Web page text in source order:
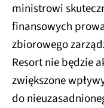
ministrowi
finansowych
zbiorowego
Resort nie będzie
zwiększone
do